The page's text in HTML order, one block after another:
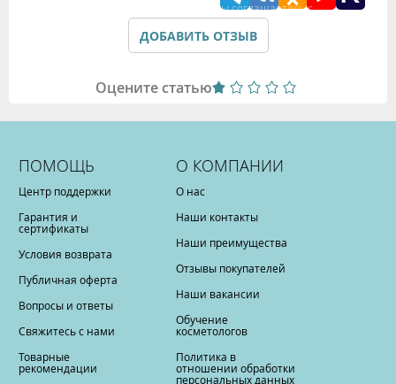
Подтверждая данные формы Вы соглашаетесь с
Политикой обработки персональных данных
ДОБАВИТЬ ОТЗЫВ
Оцените статью
ПОМОЩЬ
Центр поддержки
Гарантия и
сертификаты
Условия возврата
Публичная оферта
Вопросы и ответы
Свяжитесь с нами
Товарные
рекомендации
О КОМПАНИИ
О нас
Наши контакты
Наши преимущества
Отзывы покупателей
Наши вакансии
Обучение
косметологов
Политика в
отношении обработки
персональных данных